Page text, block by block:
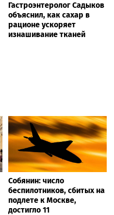
Гастроэнтеролог Садыков
объяснил, как сахар в
рационе ускоряет
изнашивание тканей
Собянин: число
беспилотников, сбитых на
подлете к Москве,
достигло 11